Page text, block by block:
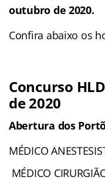
outubro de 2020.
Confira abaixo os
Concurso
de 2020
Abertura dos
MÉDICO
MÉDICO